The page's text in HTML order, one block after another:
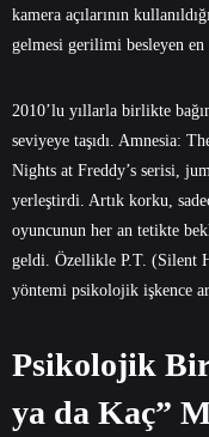
kamera açılarının
gelmesi gerilimi besleyen
2010’lu yıllarla birlikte
seviyeye taşıdı. Amnesia:
Nights at Freddy’s serisi,
yerleştirdi. Artık korku,
oyuncunun her an tetikte
geldi. Özellikle P.T. (Silent
yöntemi psikolojik işkence
Psikolojik
ya da Kaç”